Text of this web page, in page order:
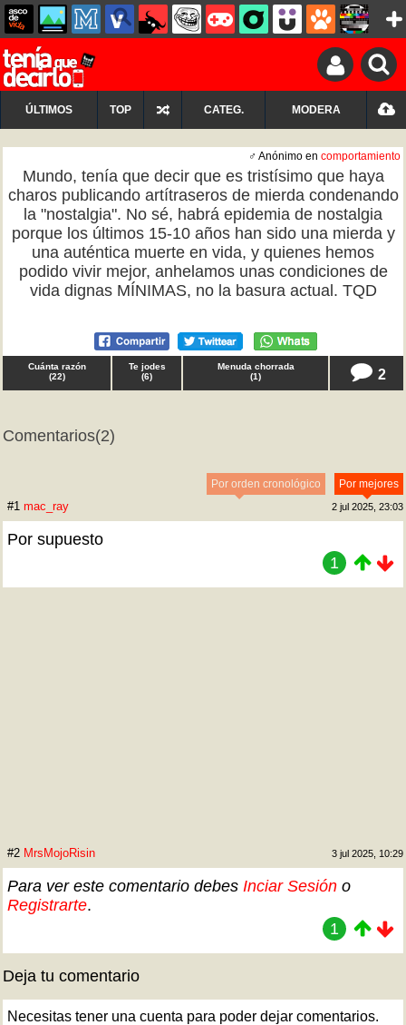
ÚLTIMOS TOP CATEG. MODERA
♂ Anónimo en comportamiento
Mundo, tenía que decir que es tristísimo que haya
charos publicando artítraseros de mierda condenando
la "nostalgia". No sé, habrá epidemia de nostalgia
porque los últimos 15-10 años han sido una mierda y
una auténtica muerte en vida, y quienes hemos
podido vivir mejor, anhelamos unas condiciones de
vida dignas MÍNIMAS, no la basura actual. TQD
Cuánta razón
(22)
Te jodes
(6)
Menuda chorrada
(1) 2
Comentarios(2)
Por mejores
Por orden cronológico
#1 mac_ray 2 jul 2025, 23:03
Por supuesto
1
#2 MrsMojoRisin 3 jul 2025, 10:29
Para ver este comentario debes Inciar Sesión o
Registrarte.
1
Deja tu comentario
Necesitas tener una cuenta para poder dejar comentarios.